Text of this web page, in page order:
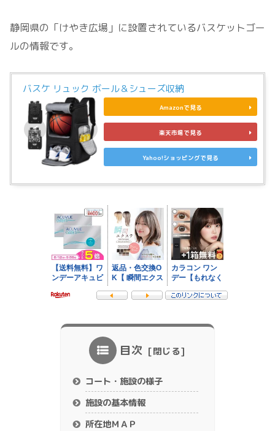
静岡県の「けやき広場」に設置されているバスケットゴー
ルの情報です。
バスケ リュック ボール＆シューズ収納
Amazonで見る
楽天市場で見る
Yahoo!ショッピングで見る
目次
コート・施設の様子
施設の基本情報
所在地ＭＡＰ